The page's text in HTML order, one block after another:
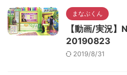
まなぶくん
【動画/実況
20190823
2019/8/31